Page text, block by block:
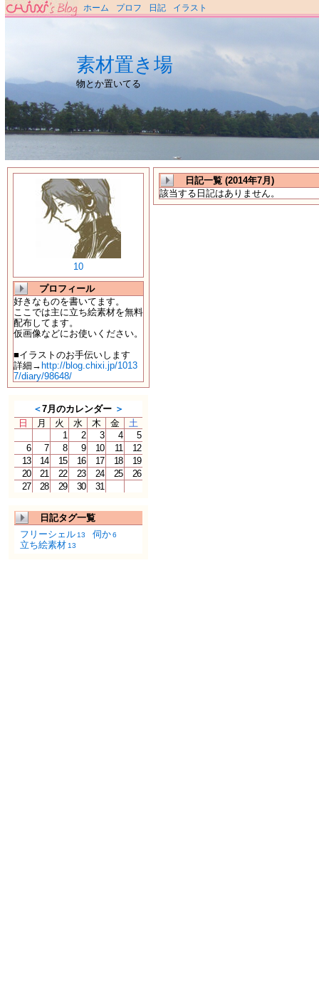
ホーム プロフ 日記 イラスト
素材置き場
物とか置いてる
10
プロフィール
好きなものを書いてます。
ここでは主に立ち絵素材を無料
配布してます。
仮画像などにお使いください。
■イラストのお手伝いします
詳細→ http://blog.chixi.jp/1013
7/diary/98648/
＜7月のカレンダー ＞
日
月 火 水 木 金
土
1
2 3 4
5
6
7 8 9 10 11
12
13
14 15 16 17 18
19
20
21 22 23 24 25
26
27
28 29 30 31
日記タグ一覧
フリーシェル 13 伺か6
立ち絵素材 13
日記一覧 (2014年7月)
該当する日記はありません。